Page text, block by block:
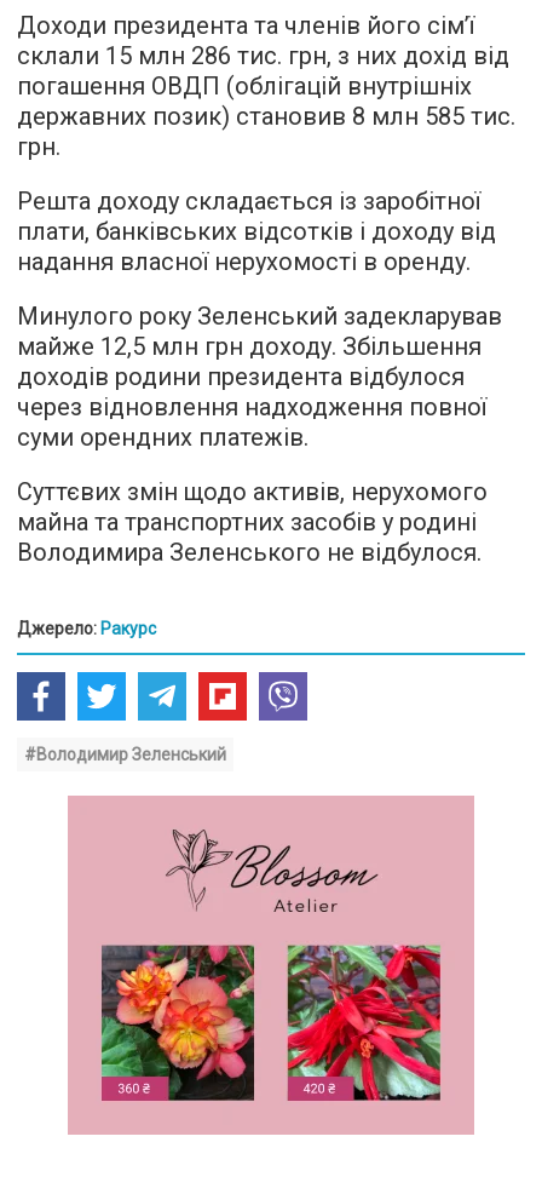
Доходи президента та членів його сім’ї
склали 15 млн 286 тис. грн, з них дохід від
погашення ОВДП (облігацій внутрішніх
державних позик) становив 8 млн 585 тис.
грн.
Решта доходу складається із заробітної
плати, банківських відсотків і доходу від
надання власної нерухомості в оренду.
Минулого року Зеленський задекларував
майже 12,5 млн грн доходу. Збільшення
доходів родини президента відбулося
через відновлення надходження повної
суми орендних платежів.
Суттєвих змін щодо активів, нерухомого
майна та транспортних засобів у родині
Володимира Зеленського не відбулося.
Джерело: Ракурс
#Володимир Зеленський